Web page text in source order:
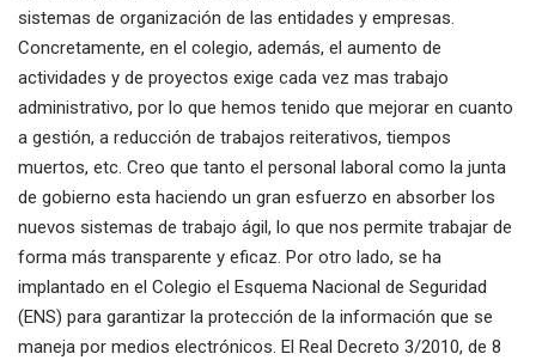
sistemas de organización de las entidades y empresas.
Concretamente, en el colegio, además, el aumento de
actividades y de proyectos exige cada vez mas trabajo
administrativo, por lo que hemos tenido que mejorar en cuanto
a gestión, a reducción de trabajos reiterativos, tiempos
muertos, etc. Creo que tanto el personal laboral como la junta
de gobierno esta haciendo un gran esfuerzo en absorber los
nuevos sistemas de trabajo ágil, lo que nos permite trabajar de
forma más transparente y eficaz. Por otro lado, se ha
implantado en el Colegio el Esquema Nacional de Seguridad
(ENS) para garantizar la protección de la información que se
maneja por medios electrónicos. El Real Decreto 3/2010, de 8